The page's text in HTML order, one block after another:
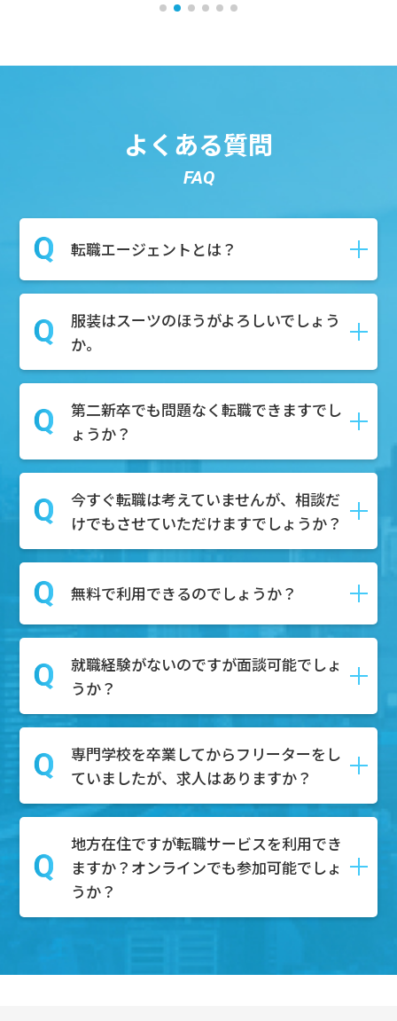
よくある質問
FAQ
転職エージェントとは？
転職や就職の際に、求職者様が新しい仕
事を見つけるためにサポートしてくれる
就活のプロのことです。
職務経歴書の作成など、就活に関わる作
業全般をサポートいたします。
服装はスーツのほうがよろしいでしょう
か。
私服で構いません！お気軽にご参加くだ
さい。
第二新卒でも問題なく転職できますでし
ょうか？
もちろん可能でございます。第二新卒を
積極的に採用している企業様も多数ござ
いますので、転職市場での需要はござい
第二新卒とは、一般的に「新卒で就職し
てから１～3年以内の社員」を指し、正社
しての経験が浅い人材を対象にしていま
す。
今すぐ転職は考えていませんが、相談だ
けでもさせていただけますでしょうか？
はい、DYM就職では転職の具体的な予定
相談内容としては、キャリアアップした
い、自分の市場価値を知りたい、給与や
待遇の不満がある、上司や同僚との人間
関係がうまくいかない、などのご相談内
たくさんいらっしゃいます。
ぜひそのようなお悩みもお持ちでしたら
面談にご予約ください。
無料で利用できるのでしょうか？
はい。無料でご利用可能です。
求職者様はDYM就職のエージェントサー
ビスを無料で利用することが可能です。
就職経験がないのですが面談可能でしょ
うか？
もちろん可能でございます。無料相談ボ
タンからご予約いただけましたら、弊社
のキャリアアドバイザーと面談していた
その中で、どのような職業が合うのかを
一緒に考え、一人ひとりにあった求人を
ご紹介させていただき、内定までサポー
専門学校を卒業してからフリーターをし
ていましたが、求人はありますか？
もちろんございます。これまでのご経験
やスキルを活かして、様々な業界で活躍
できる求人がたくさんあります。特に、
フリーターとしての柔軟な対応力やコミ
地方在住ですが転職サービスを利用でき
ますか？オンラインでも参加可能でしょ
うか？